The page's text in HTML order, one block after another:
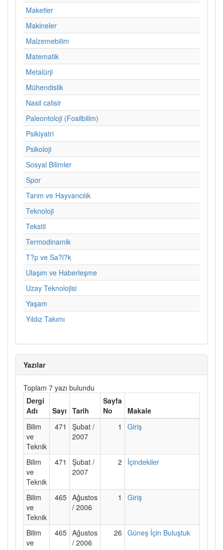
Maketler
Makineler
Malzemebilim
Matematik
Metalürji
Mühendislik
Nasil calisir
Paleontoloji (Fosilbilim)
Psikiyatri
Psikoloji
Sosyal Bilimler
Spor
Tarım ve Hayvancılık
Teknoloji
Tekstil
Termodinamik
T?p ve Sa?l?k
Ulaşım ve Haberleşme
Uzay Teknolojisi
Yaşam
Yıldız Takımı
Yazılar
Toplam 7 yazı bulundu
Dergi
Adı
Sayı Tarih
Sayfa
No
Makale
Bilim
ve
Teknik
471
Şubat /
2007
1 Giriş
Bilim
ve
Teknik
471
Şubat /
2007
2 İçindekiler
Bilim
ve
Teknik
465 Ağustos
/ 2006
1 Giriş
Bilim
ve
465 Ağustos
/ 2006
26 Güneş İçin Buluştuk